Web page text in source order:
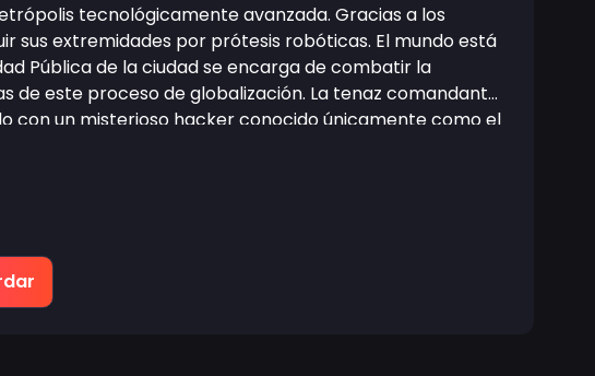
tecnológicamente avanzada. Gracias a los
sus extremidades por prótesis robóticas. El mundo está
Pública de la ciudad se encarga de combatir la
de este proceso de globalización. La tenaz comandante
con un misterioso hacker conocido únicamente como el
Motoko pronto se da cuenta de que quien le dará estas